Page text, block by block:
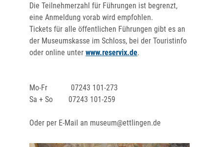
Die Teilnehmerzahl für Führungen ist begrenzt,
eine Anmeldung vorab wird empfohlen.
Tickets für alle öffentlichen Führungen gibt es an
der Museumskasse im Schloss, bei der Touristinfo
oder online unter www.reservix.de.
Mo-Fr 07243 101-273
Sa + So 07243 101-259
Oder per E-Mail an museum@ettlingen.de